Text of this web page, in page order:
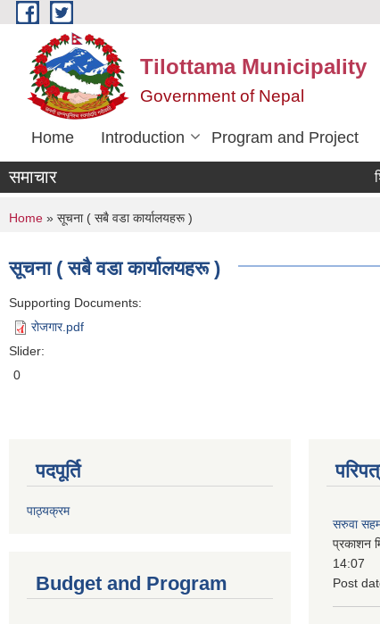
Skip to main content
Tilottama Municipality
Government of Nepal
Home Introduction Program and Project
समाचार
You are here
Home » सूचना ( सबै वडा कार्यालयहरू )
सूचना ( सबै वडा कार्यालयहरू )
Supporting Documents:
रोजगार.pdf
Slider:
0
पदपूर्ति
पाठ्यक्रम
Budget and Program
सरुवा
प्रकाशन
14:07
Post